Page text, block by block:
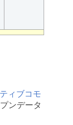
ィブコモ
ンデータ